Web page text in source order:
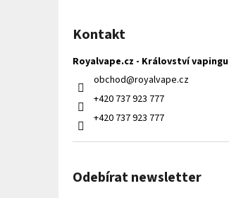
Kontakt
Royalvape.cz - Království vapingu
obchod@royalvape.cz
+420 737 923 777
+420 737 923 777
Odebírat newsletter